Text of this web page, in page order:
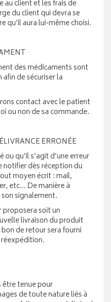
au client et les frais de
du client qui devra se
qu’il aura lui-même choisi.
des médicaments sont
de sécuriser la
contact avec le patient
ou non de sa commande.
ERRONÉE
qu’il s’agit d’une erreur
notifier dès réception du
moyen écrit : mail,
etc… De manière à
signalement.
proposera soit un
livraison du produit
de retour sera fourni
tenue pour
de toute nature liés à